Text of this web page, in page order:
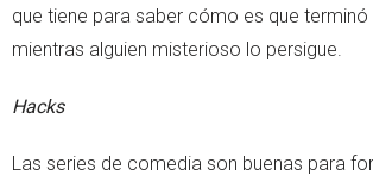
que tiene para saber cómo es que terminó
mientras alguien misterioso lo persigue.
Hacks
Las series de comedia son buenas para